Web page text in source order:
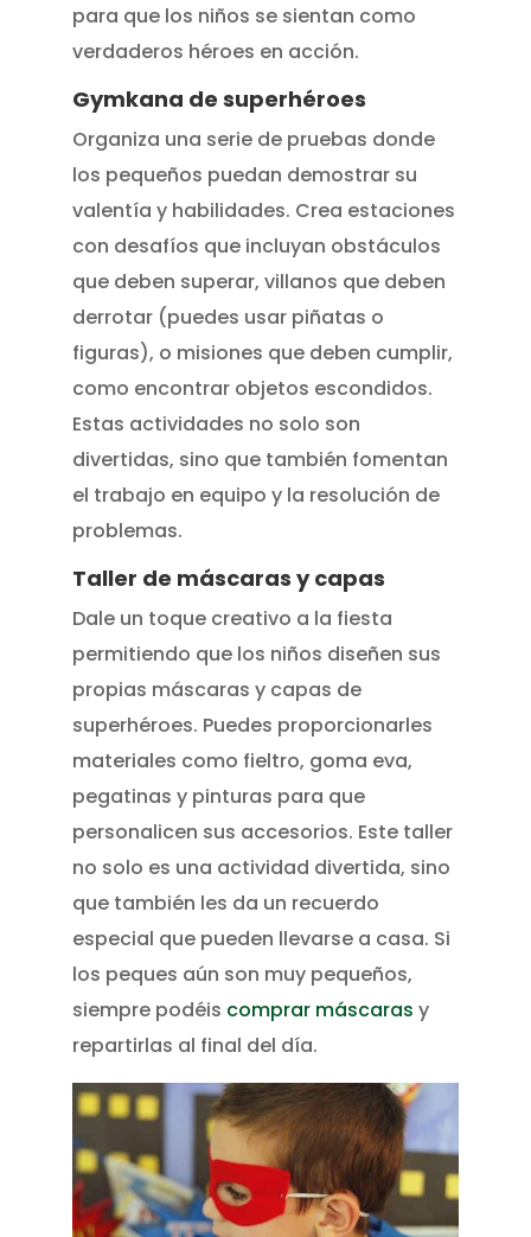
para que los niños se sientan como
verdaderos héroes en acción.
Gymkana de superhéroes
Organiza una serie de pruebas donde
los pequeños puedan demostrar su
valentía y habilidades. Crea estaciones
con desafíos que incluyan obstáculos
que deben superar, villanos que deben
derrotar (puedes usar piñatas o
figuras), o misiones que deben cumplir,
como encontrar objetos escondidos.
Estas actividades no solo son
divertidas, sino que también fomentan
el trabajo en equipo y la resolución de
problemas.
Taller de máscaras y capas
Dale un toque creativo a la fiesta
permitiendo que los niños diseñen sus
propias máscaras y capas de
superhéroes. Puedes proporcionarles
materiales como fieltro, goma eva,
pegatinas y pinturas para que
personalicen sus accesorios. Este taller
no solo es una actividad divertida, sino
que también les da un recuerdo
especial que pueden llevarse a casa. Si
los peques aún son muy pequeños,
siempre podéis comprar máscaras y
repartirlas al final del día.